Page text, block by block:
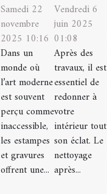
Samedi 22
novembre
2025 10:16
Dans un
monde où
l’art moderne
est souvent
perçu comme
inaccessible,
les estampes
et gravures
offrent une...
Vendredi 6
juin 2025
01:08
Après des
travaux, il est
essentiel de
redonner à
votre
intérieur tout
son éclat. Le
nettoyage
après...